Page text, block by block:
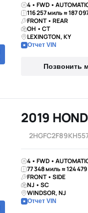
4 • FWD •
116 257 миль ≈ 187
FRONT • REAR
OH • CT
LEXINGTON, KY
Отчет VIN
Позвонить
2019
4 • FWD •
77 348 миль ≈ 124
FRONT • SIDE
NJ • SC
WINDSOR, NJ
Отчет VIN